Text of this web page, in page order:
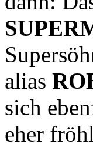
alias
sich
eher